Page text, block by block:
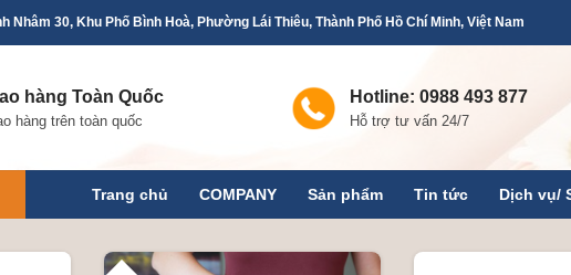
Nhâm 30, Khu Phố Bình Hoà, Phường Lái Thiêu, Thành Phố Hồ Chí Minh, Việt Nam
hàng Toàn Quốc
hàng trên toàn quốc
Hotline: 0988 493 877
Hỗ trợ tư vấn 24/7
Trang chủ COMPANY Sản phẩm Tin tức Dịch vụ/